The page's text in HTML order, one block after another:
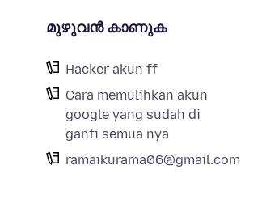
മുഴുവന്‍ കാണുക
Hacker akun ff
Cara memulihkan akun
google yang sudah di
ganti semua nya
ramaikurama06@gmail.com